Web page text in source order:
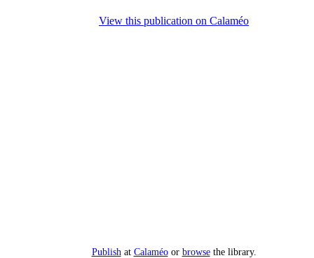
View this publication on Calaméo
Publish at Calaméoor browsethe library.